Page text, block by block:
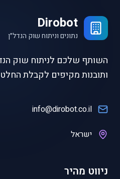
Dirobot
נתונים וניתוח שוק הנדל״ן
השותף שלכם לניתוח שוק
ותובנות מקיפים לקבלת
info@dirobot.co.il
ישראל
ניווט מהיר